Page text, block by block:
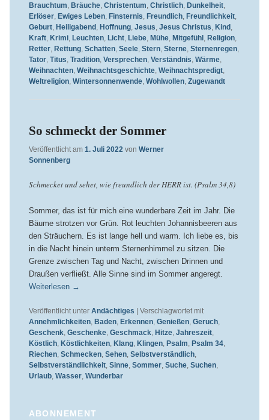
Brauchtum Bräuche, Christentum Christlich, Dunkelheit,
Erlöser, Ewiges Leben, Finsternis Freundlich, Freundlichkeit,
Geburt, Heiligabend, Hoffnung, Jesus Jesus Christus Kind,
Kraft, Krimi, Leuchten, Licht, Liebe, Mühe, Mitgefühl, Religion,
Retter, Rettung, Schatten, Seele, Stern, Sterne, Sternenregen,
Tator, Titus Tradition, Versprechen, Verständnis Wärme,
Weihnachten, Weihnachtsgeschichte, Weihnachtspredigt,
Weltreligion, Wintersonnenwende, Wohlwollen, Zugewandt
So schmeckt der Sommer
Veröffentlicht am 1. Juli 2022 von Werner
Sonnenberg
Schmecket und sehet, wie freundlich der HERR ist. (Psalm 34,8)
Sommer, das ist für mich eine wunderbare Zeit im Jahr. Die
Bäume strotzen vor Grün. Rot leuchten Johannisbeeren aus
den Sträuchern. Es ist lange hell und warm. Ich liebe es, bis
in die Nacht hinein unterm Sternenhimmel zu sitzen. Die
Grenze zwischen Tag und Nacht, zwischen Drinnen und
Draußen verfließt. Alle Sinne sind im Sommer angeregt.
Weiterlesen →
Veröffentlicht unter Andächtiges | Verschlagwortet mit
Annehmlichkeiten, Baden, Erkennen, Genießen, Geruch,
Geschenk, Geschenke, Geschmack, Hitze, Jahreszeit,
Köstlich, Köstlichkeiten, Klang, Klingen, Psalm Psalm 34,
Riechen, Schmecken, Sehen, Selbstverständlich,
Selbstverständlichkeit, Sinne, Sommer, Suche, Suchen,
Urlaub, Wasser, Wunderbar
ABONNEMENT